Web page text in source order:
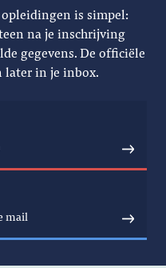
is simpel:
na je inschrijving
gegevens. De officiële
later in je inbox.
mail